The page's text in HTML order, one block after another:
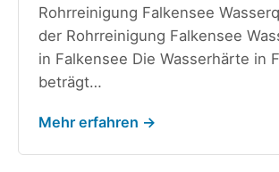
Rohrreinigung Falkensee
der Rohrreinigung Falkensee
in Falkensee Die Wasserhärte in
beträgt…
Mehr erfahren →